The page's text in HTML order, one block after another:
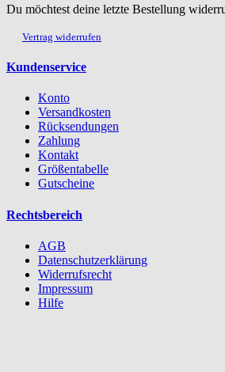
Du möchtest deine letzte Bestellung
Vertrag widerrufen
Kundenservice
Konto
Versandkosten
Rücksendungen
Zahlung
Kontakt
Größentabelle
Gutscheine
Rechtsbereich
AGB
Datenschutzerklärung
Widerrufsrecht
Impressum
Hilfe